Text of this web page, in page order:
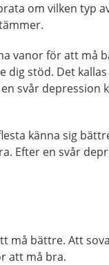
om vilken typ
vanor för att må
dig stöd. Det
svår depression
känna sig
Efter en svår
må bättre. Att
att må bra.